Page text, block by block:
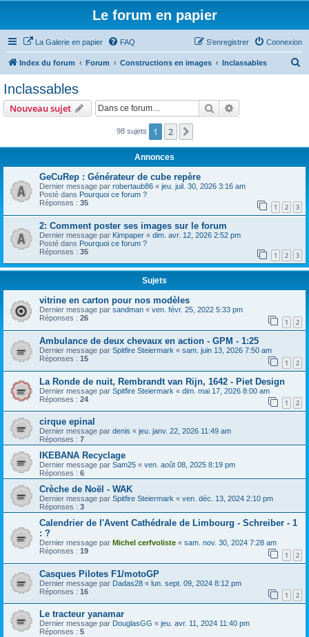
Le forum en papier
La Galerie en papier FAQ Connexion
S’enregistrer
Index du forum Forum Constructions en images Inclassables
r
Inclassables
Nouveau sujet Rechercher
98 sujets 1 2
Annonces
GeCuRep : Générateur de cube repère
Dernier message par robertaub86 « jeu. juil. 30, 2026 3:16 am
Posté dans Pourquoi ce forum ?
Réponses : 35 1 2 3
2: Comment poster ses images sur le forum
Dernier message par Kimpaper « dim. avr. 12, 2026 2:52 pm
Posté dans Pourquoi ce forum ?
Réponses : 35 1 2 3
Sujets
vitrine en carton pour nos modèles
Dernier message par sandman « ven. févr. 25, 2022 5:33 pm
Réponses : 26 1 2
Ambulance de deux chevaux en action - GPM - 1:25
Dernier message par Spitfire Steiermark « sam. juin 13, 2026 7:50 am
Réponses : 15 1 2
La Ronde de nuit, Rembrandt van Rijn, 1642 - Piet Design
Dernier message par Spitfire Steiermark « dim. mai 17, 2026 8:00 am
Réponses : 24 1 2
cirque epinal
Dernier message par denis « jeu. janv. 22, 2026 11:49 am
Réponses : 7
IKEBANA Recyclage
Dernier message par Sam25 « ven. août 08, 2025 8:19 pm
Réponses : 6
Crèche de Noël - WAK
Dernier message par Spitfire Steiermark « ven. déc. 13, 2024 2:10 pm
Réponses : 3
Calendrier de l'Avent Cathédrale de Limbourg - Schreiber - 1
: ?
Dernier message par Michel cerfvoliste « sam. nov. 30, 2024 7:28 am
Réponses : 19 1 2
Casques Pilotes F1/motoGP
Dernier message par Dadas28 « lun. sept. 09, 2024 8:12 pm
Réponses : 16 1 2
Le tracteur yanamar
Dernier message par DouglasGG « jeu. avr. 11, 2024 11:40 pm
Réponses : 5